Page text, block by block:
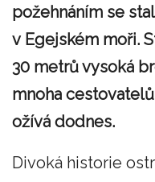
požehnáním se
v Egejském moři.
30 metrů vysoká
mnoha
ožívá dodnes.
Divoká historie